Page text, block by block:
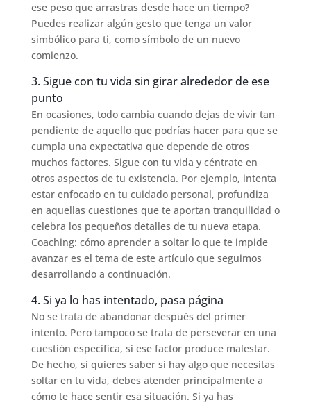
ese peso que arrastras desde hace un tiempo?
Puedes realizar algún gesto que tenga un valor
simbólico para ti, como símbolo de un nuevo
comienzo.
3. Sigue con tu vida sin girar alrededor de ese
punto
En ocasiones, todo cambia cuando dejas de vivir tan
pendiente de aquello que podrías hacer para que se
cumpla una expectativa que depende de otros
muchos factores. Sigue con tu vida y céntrate en
otros aspectos de tu existencia. Por ejemplo, intenta
estar enfocado en tu cuidado personal, profundiza
en aquellas cuestiones que te aportan tranquilidad o
celebra los pequeños detalles de tu nueva etapa.
Coaching: cómo aprender a soltar lo que te impide
avanzar es el tema de este artículo que seguimos
desarrollando a continuación.
4. Si ya lo has intentado, pasa página
No se trata de abandonar después del primer
intento. Pero tampoco se trata de perseverar en una
cuestión específica, si ese factor produce malestar.
De hecho, si quieres saber si hay algo que necesitas
soltar en tu vida, debes atender principalmente a
cómo te hace sentir esa situación. Si ya has